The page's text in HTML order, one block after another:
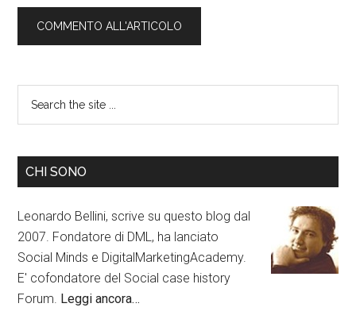
CHI SONO
Leonardo Bellini, scrive su questo blog dal
2007. Fondatore di DML, ha lanciato
Social Minds e DigitalMarketingAcademy.
E' cofondatore del Social case history
Forum. Leggi ancora…